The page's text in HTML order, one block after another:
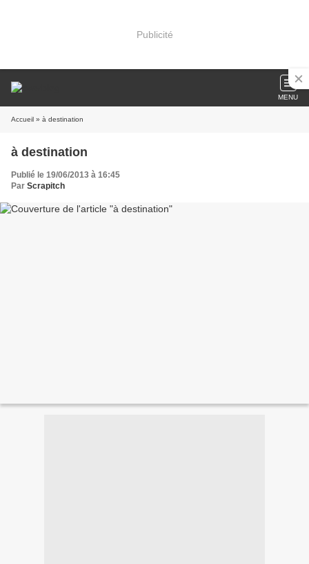
Publicité
MENU
Accueil » à destination
à destination
Publié le 19/06/2013 à 16:45
Par Scrapitch